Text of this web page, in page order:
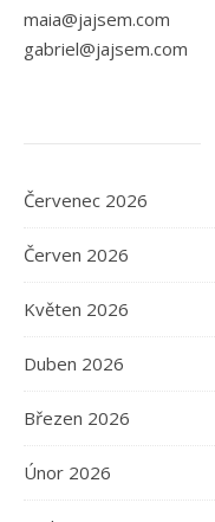
maia@jajsem.com
gabriel@jajsem.com
Červenec 2026
Červen 2026
Květen 2026
Duben 2026
Březen 2026
Únor 2026